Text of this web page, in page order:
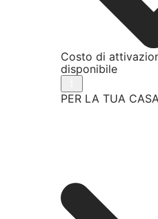
Costo di
disponibile
PER LA TUA